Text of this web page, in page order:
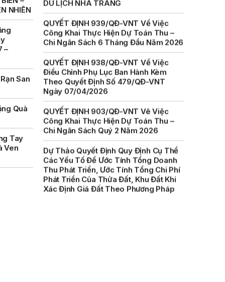
NHIÊN
–
San
Quà
Tay
Ven
Công Khai Thực Hiện Dự Toán Thu –
Chi Ngân Sách 6 Tháng Đầu Năm 2026
QUYẾT ĐỊNH 938/QĐ-VNT Về Việc
Điều Chỉnh Phụ Lục Ban Hành Kèm
Theo Quyết Định Số 479/QĐ-VNT
Ngày 07/04/2026
QUYẾT ĐỊNH 903/QĐ-VNT Vê Việc
Công Khai Thực Hiện Dự Toán Thu –
Chi Ngân Sách Quý 2 Năm 2026
Dự Thảo Quyết Định Quy Định Cụ Thể
Các Yếu Tố Để Ước Tính Tổng Doanh
Thu Phát Triển, Ước Tính Tổng Chi Phí
Phát Triển Của Thửa Đất, Khu Đất Khi
Xác Định Giá Đất Theo Phương Pháp
Thặng Dư Và Các Yếu Tố Ảnh Hưởng
Đến Giá Đất Khi Xác Định Giá Đất Cụ
Thể Trên Địa Bàn Tỉnh Khánh Hòa